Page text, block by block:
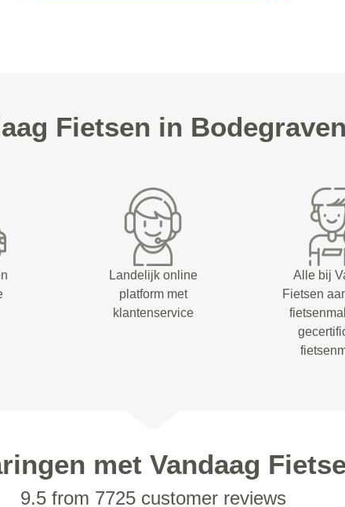
Fietsen in
Landelijk online
platform met
klantenservice
Alle bij
Fietsen
met Vandaag
9.5 from 7725 customer reviews